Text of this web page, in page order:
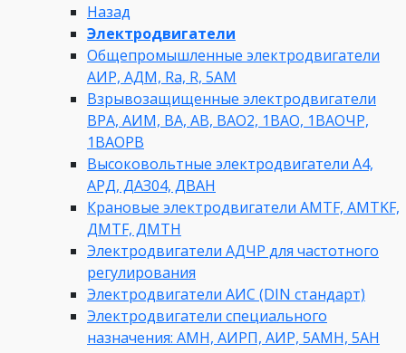
Назад
Электродвигатели
Общепромышленные электродвигатели
АИР, АДМ, Ra, R, 5AM
Взрывозащищенные электродвигатели
ВРА, АИМ, ВА, АВ, ВАO2, 1ВАО, 1ВАОЧР,
1ВАОРВ
Высоковольтные электродвигатели A4,
АРД, ДАЗ04, ДВАН
Крановые электродвигатели AMTF, AMTKF,
ДMTF, ДМТН
Электродвигатели АДЧР для частотного
регулирования
Электродвигатели АИС (DIN стандарт)
Электродвигатели специального
назначения: АМН, АИРП, АИР, 5АМН, 5АН